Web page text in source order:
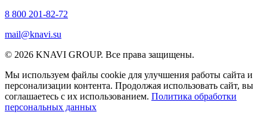
8 800 201-82-72
mail@knavi.su
© 2026 KNAVI GROUP. Все права защищены.
Мы используем файлы cookie для улучшения работы сайта и
персонализации контента. Продолжая использовать сайт, вы
соглашаетесь с их использованием. Политика обработки
персональных данных